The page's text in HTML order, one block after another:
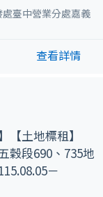
臺中營業分處嘉義
查看詳情
【土地標租】
穀段690、735地
－